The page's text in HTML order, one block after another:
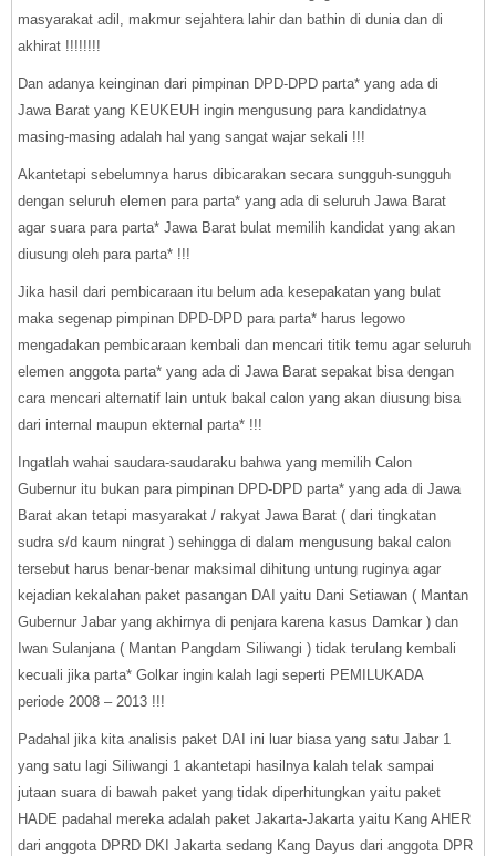
masyarakat adil, makmur sejahtera lahir dan bathin di dunia dan di
akhirat !!!!!!!!
Dan adanya keinginan dari pimpinan DPD-DPD parta* yang ada di
Jawa Barat yang KEUKEUH ingin mengusung para kandidatnya
masing-masing adalah hal yang sangat wajar sekali !!!
Akantetapi sebelumnya harus dibicarakan secara sungguh-sungguh
dengan seluruh elemen para parta* yang ada di seluruh Jawa Barat
agar suara para parta* Jawa Barat bulat memilih kandidat yang akan
diusung oleh para parta* !!!
Jika hasil dari pembicaraan itu belum ada kesepakatan yang bulat
maka segenap pimpinan DPD-DPD para parta* harus legowo
mengadakan pembicaraan kembali dan mencari titik temu agar seluruh
elemen anggota parta* yang ada di Jawa Barat sepakat bisa dengan
cara mencari alternatif lain untuk bakal calon yang akan diusung bisa
dari internal maupun ekternal parta* !!!
Ingatlah wahai saudara-saudaraku bahwa yang memilih Calon
Gubernur itu bukan para pimpinan DPD-DPD parta* yang ada di Jawa
Barat akan tetapi masyarakat / rakyat Jawa Barat ( dari tingkatan
sudra s/d kaum ningrat ) sehingga di dalam mengusung bakal calon
tersebut harus benar-benar maksimal dihitung untung ruginya agar
kejadian kekalahan paket pasangan DAI yaitu Dani Setiawan ( Mantan
Gubernur Jabar yang akhirnya di penjara karena kasus Damkar ) dan
Iwan Sulanjana ( Mantan Pangdam Siliwangi ) tidak terulang kembali
kecuali jika parta* Golkar ingin kalah lagi seperti PEMILUKADA
periode 2008 – 2013 !!!
Padahal jika kita analisis paket DAI ini luar biasa yang satu Jabar 1
yang satu lagi Siliwangi 1 akantetapi hasilnya kalah telak sampai
jutaan suara di bawah paket yang tidak diperhitungkan yaitu paket
HADE padahal mereka adalah paket Jakarta-Jakarta yaitu Kang AHER
dari anggota DPRD DKI Jakarta sedang Kang Dayus dari anggota DPR